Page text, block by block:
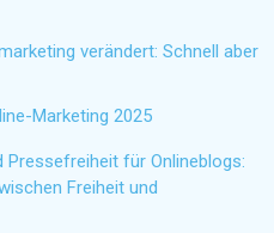
verändert: Schnell aber
Marketing 2025
Pressefreiheit für Onlineblogs:
Freiheit und